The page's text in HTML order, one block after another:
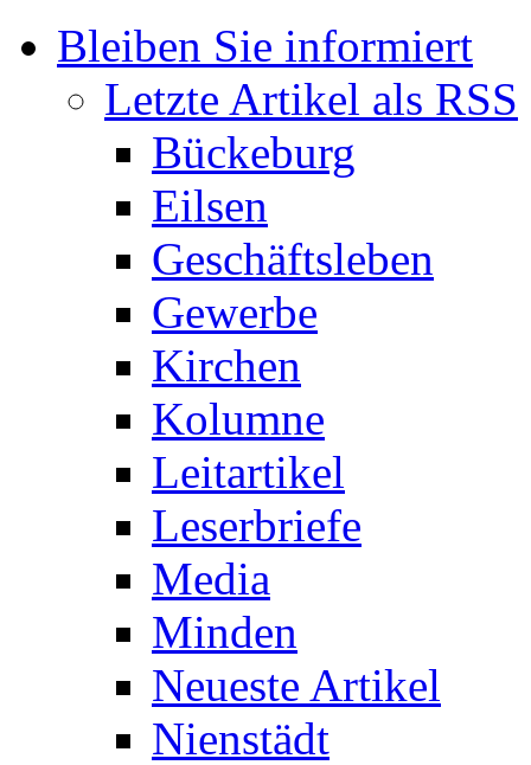
Bleiben Sie informiert
Letzte Artikel als RSS
Bückeburg
Eilsen
Geschäftsleben
Gewerbe
Kirchen
Kolumne
Leitartikel
Leserbriefe
Media
Minden
Neueste Artikel
Nienstädt